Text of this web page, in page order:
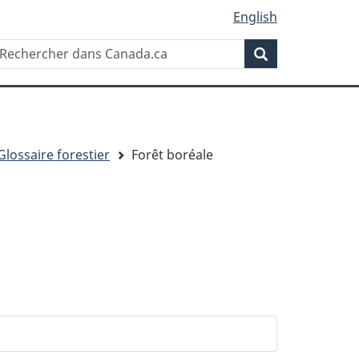
English
Rechercher
forestier Forêt boréale